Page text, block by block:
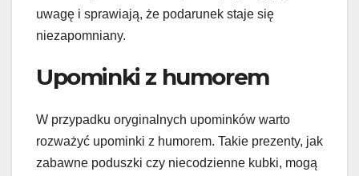
uwagę i sprawiają, że podarunek staje się
niezapomniany.
Upominki z humorem
W przypadku oryginalnych upominków warto
rozważyć upominki z humorem. Takie prezenty, jak
zabawne poduszki czy niecodzienne kubki, mogą